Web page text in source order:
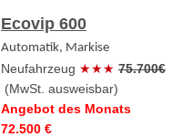
Ecovip 600
Automatik, Markise
Neufahrzeug ★★★ 75.700€
(MwSt. ausweisbar)
Angebot des Monats
72.500 €